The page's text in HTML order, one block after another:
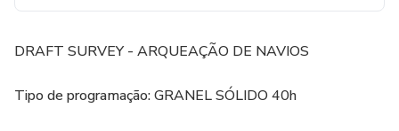
DRAFT SURVEY - ARQUEAÇÃO DE NAVIOS
Tipo de programação: GRANEL SÓLIDO 40h